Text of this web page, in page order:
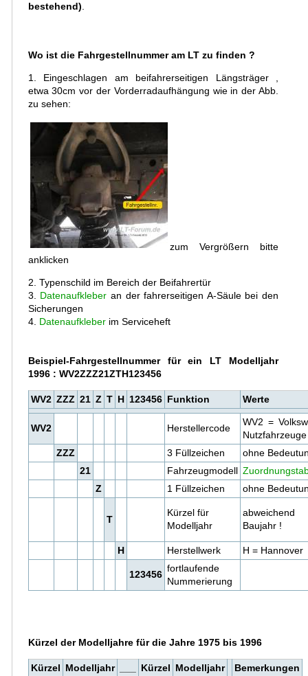
bestehend).
Wo ist die Fahrgestellnummer am LT zu finden ?
1. Eingeschlagen am beifahrerseitigen Längsträger ,
etwa 30cm vor der Vorderradaufhängung wie in der Abb.
zu sehen:
zum Vergrößern bitte
anklicken
2. Typenschild im Bereich der Beifahrertür
3. Datenaufkleber an der fahrerseitigen A-Säule bei den
Sicherungen
4. Datenaufkleberim Serviceheft
Beispiel-Fahrgestellnummer für ein LT Modelljahr
1996 : WV2ZZZ21ZTH123456
WV2 ZZZ 21 Z T H 123456 Funktion Werte
WV2 Herstellercode
WV2 =
Nutzfahrzeuge
ZZZ
3 Füllzeichen
ohne
21
Fahrzeugmodell
Z
1 Füllzeichen ohne
T
Kürzel für
Modelljahr
abweichend
Baujahr !
H Herstellwerk H = Hannover
123456
fortlaufende
Nummerierung
Kürzel der Modelljahre für die Jahre 1975 bis 1996
Kürzel Modelljahr Kürzel Modelljahr Bemerkungen